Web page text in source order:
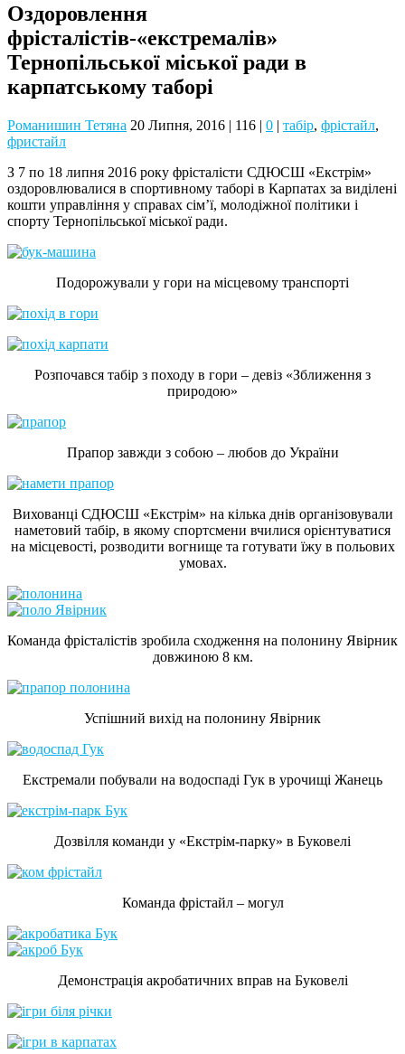
Оздоровлення
фрісталістів-«екстремалів»
Тернопільської міської ради в
карпатському таборі
Романишин Тетяна 20 Липня, 2016 | 116 | 0 | табір, фрістайл,
фристайл
З 7 по 18 липня 2016 року фрісталісти СДЮСШ «Екстрім»
оздоровлювалися в спортивному таборі в Карпатах за виділені
кошти управління у справах сім’ї, молодіжної політики і
спорту Тернопільської міської ради.
Подорожували у гори на місцевому транспорті
Розпочався табір з походу в гори – девіз «Зближення з
природою»
Прапор завжди з собою – любов до України
Вихованці СДЮСШ «Екстрім» на кілька днів організовували
наметовий табір, в якому спортсмени вчилися орієнтуватися
на місцевості, розводити вогнище та готувати їжу в польових
умовах.
Команда фрісталістів зробила сходження на полонину Явірник
довжиною 8 км.
Успішний вихід на полонину Явірник
Екстремали побували на водоспаді Гук в урочищі Жанець
Дозвілля команди у «Екстрім-парку» в Буковелі
Команда фрістайл – могул
Демонстрація акробатичних вправ на Буковелі